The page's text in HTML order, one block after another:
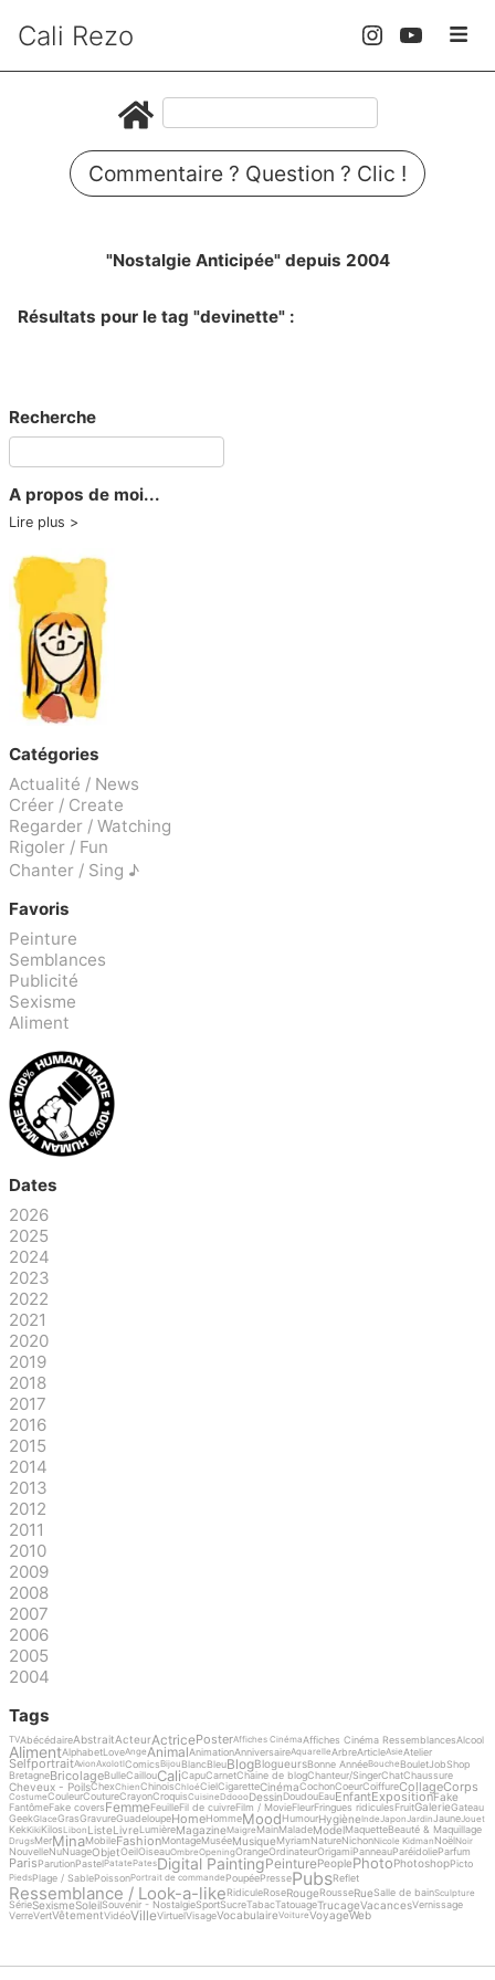
Cali Rezo
Commentaire ? Question ? Clic !
"Nostalgie Anticipée" depuis 2004
Résultats pour le tag "devinette" :
Recherche
A propos de moi...
Lire plus
Catégories
Actualité / News
Créer / Create
Regarder / Watching
Rigoler / Fun
Chanter / Sing ♪
Favoris
Peinture
Semblances
Publicité
Sexisme
Aliment
Dates
2026
2025
2024
2023
2022
2021
2020
2019
2018
2017
2016
2015
2014
2013
2012
2011
2010
2009
2008
2007
2006
2005
2004
Tags
TVAbécédaireAbstraitActeurActricePosterAffiches CinémaAffiches Cinéma RessemblancesAlcool
AlimentAlphabetLoveAnge AnimalAnimationAnniversaireAquarelleArbreArticleAsieAtelier
SelfportraitAvionAxolotlComicsBijou BlancBleuBlogBlogueursBonne AnnéeBouche BouletJobShop
BretagneBricolageBulleCaillouCaliCapuCarnetChaine de blogChanteur/SingerChatChaussure
Cheveux - PoilsChexChienChinoisChloéCielCigaretteCinémaCochonCoeurCoiffureCollageCorps
CostumeCouleurCoutureCrayonCroquisCuisineDdoooDessinDoudouEauEnfantExpositionFake
FantômeFake coversFemmeFeuilleFil de cuivreFilm / MovieFleurFringues ridiculesFruitGalerieGateau
GeekGlaceGrasGravureGuadeloupeHomeHommeMoodHumourHygièneInde Japon JardinJaune Jouet
KekKikiKilosLibon ListeLivreLumièreMagazineMaigre MainMaladeModelMaquetteBeauté & Maquillage
DrugsMerMinaMobileFashionMontageMuséeMusiqueMyriamNatureNichonNicole Kidman NoëlNoir
NouvelleNuNuageObjetOeilOiseauOmbreOpeningOrangeOrdinateurOrigamiPanneauParéidolieParfum
ParisParutionPastelPatatePatesDigital PaintingPeinturePeoplePhotoPhotoshopPicto
PiedsPlage / SablePoissonPortrait de commande PoupéePressePubsReflet
Ressemblance / Look-a-likeRidiculeRoseRougeRousseRueSalle de bainSculpture
SérieSexismeSoleilSouvenir - NostalgieSportSucreTabacTatouageTrucageVacancesVernissage
VerreVertVêtementVidéoVilleVirtuelVisageVocabulaireVoitureVoyageWeb